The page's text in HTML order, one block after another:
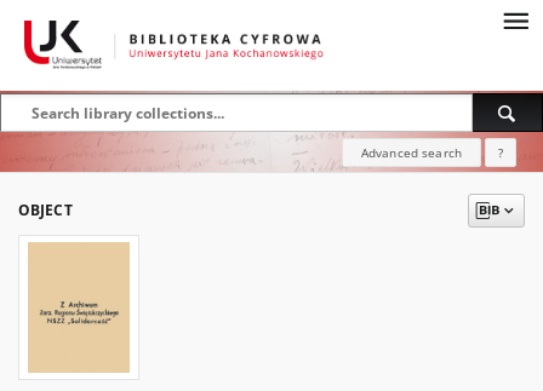
Advanced search ?
OBJECT